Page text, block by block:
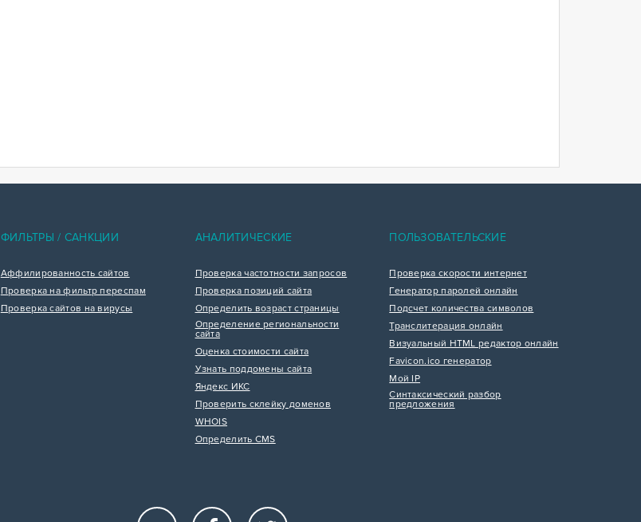
ФИЛЬТРЫ / САНКЦИИ
Аффилированность сайтов
Проверка на фильтр переспам
Проверка сайтов на вирусы
АНАЛИТИЧЕСКИЕ
Проверка частотности запросов
Проверка позиций сайта
Определить возраст страницы
Определение региональности
сайта
Оценка стоимости сайта
Узнать поддомены сайта
Яндекс ИКС
Проверить склейку доменов
WHOIS
Определить CMS
ПОЛЬЗОВАТЕЛЬСКИЕ
Проверка скорости интернет
Генератор паролей онлайн
Подсчет количества символов
Транслитерация онлайн
Визуальный HTML редактор онлайн
Favicon.ico генератор
Мой IP
Синтаксический разбор
предложения